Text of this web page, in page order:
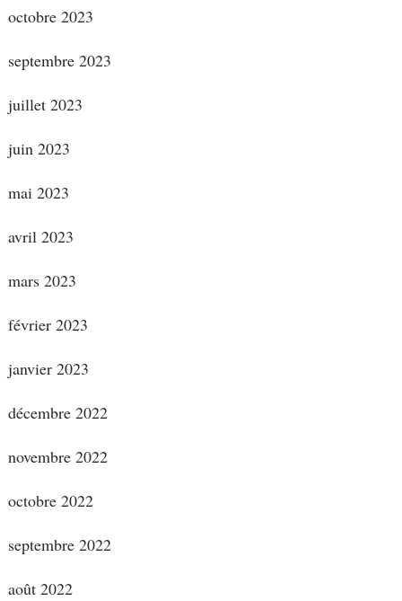
octobre 2023
septembre 2023
juillet 2023
juin 2023
mai 2023
avril 2023
mars 2023
février 2023
janvier 2023
décembre 2022
novembre 2022
octobre 2022
septembre 2022
août 2022